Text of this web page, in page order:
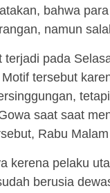
bahwa
namun
terjadi pada
tersebut
saat saat
Rabu
kerena pelaku
berusia